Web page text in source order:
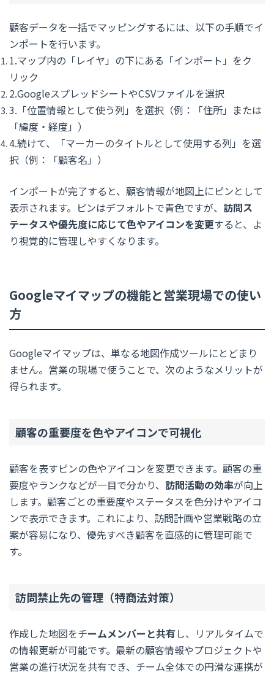
顧客データを一括でマッピングするには、以下の手順でイ
ンポートを行います。
1.マップ内の「レイヤ」の下にある「インポート」をク
リック
2.GoogleスプレッドシートやCSVファイルを選択
3.「位置情報として使う列」を選択（例：「住所」または
「緯度・経度」）
4.続けて、「マーカーのタイトルとして使用する列」を選
択（例：「顧客名」）
インポートが完了すると、顧客情報が地図上にピンとして
表示されます。ピンはデフォルトで青色ですが、 訪問ス
テータスや優先度に応じて色やアイコンを変更すると、よ
り視覚的に管理しやすくなります。
Googleマイマップの機能と営業現場での使い
方
Googleマイマップは、単なる地図作成ツールにとどまり
ません。営業の現場で使うことで、次のようなメリットが
得られます。
顧客の重要度を色やアイコンで可視化
顧客を表すピンの色やアイコンを変更できます。顧客の重
要度やランクなどが一目で分かり、 訪問活動の効率が向上
します。顧客ごとの重要度やステータスを色分けやアイコ
ンで表示できます。これにより、訪問計画や営業戦略の立
案が容易になり、優先すべき顧客を直感的に管理可能で
す。
訪問禁止先の管理 （特商法対策）
作成した地図をチームメンバーと共有し、リアルタイムで
の情報更新が可能です。最新の顧客情報やプロジェクトや
営業の進行状況を共有でき、チーム全体での円滑な連携が